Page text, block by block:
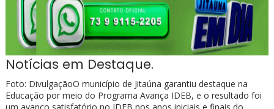
Notícias em Destaque.
Foto: DivulgaçãoO município de Jitaúna garantiu destaque na
Educação por meio do Programa Avança IDEB, e o resultado foi